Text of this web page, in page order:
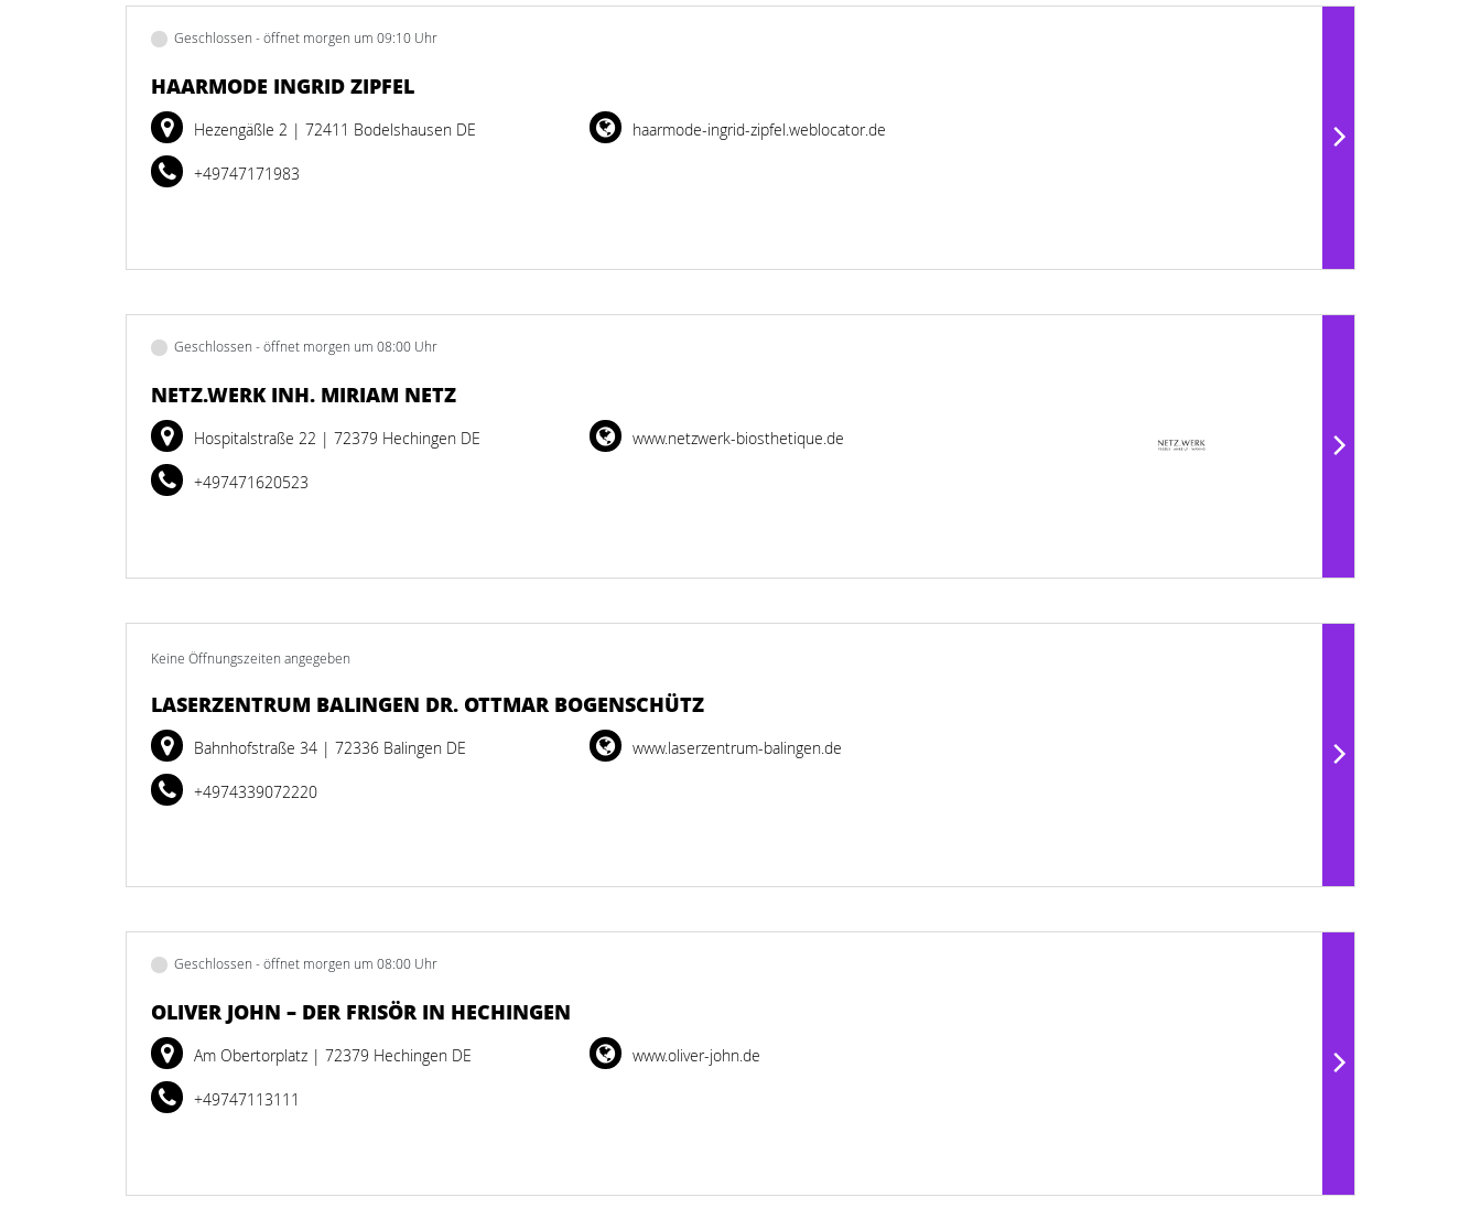
Geschlossen - öffnet morgen um 09:10 Uhr
HAARMODE INGRID ZIPFEL
Hezengäßle 2 | 72411 Bodelshausen DE
+49747171983
haarmode-ingrid-zipfel.weblocator.de
Geschlossen - öffnet morgen um 08:00 Uhr
NETZ.WERK INH. MIRIAM NETZ
Hospitalstraße 22 | 72379 Hechingen DE
+497471620523
www.netzwerk-biosthetique.de
Keine Öffnungszeiten angegeben
LASERZENTRUM BALINGEN DR. OTTMAR BOGENSCHÜTZ
Bahnhofstraße 34 | 72336 Balingen DE
+4974339072220
www.laserzentrum-balingen.de
Geschlossen - öffnet morgen um 08:00 Uhr
OLIVER JOHN – DER FRISÖR IN HECHINGEN
Am Obertorplatz | 72379 Hechingen DE
+49747113111
www.oliver-john.de